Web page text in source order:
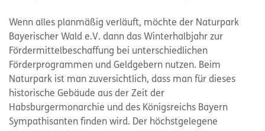
Wenn alles planmäßig verläuft, möchte der Naturpark
Bayerischer Wald e.V. dann das Winterhalbjahr zur
Fördermittelbeschaffung bei unterschiedlichen
Förderprogrammen und Geldgebern nutzen. Beim
Naturpark ist man zuversichtlich, dass man für dieses
historische Gebäude aus der Zeit der
Habsburgermonarchie und des Königsreichs Bayern
Sympathisanten finden wird. Der höchstgelegene